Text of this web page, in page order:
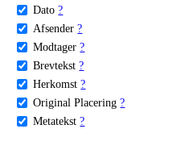
Dato ?
Afsender ?
Modtager ?
Brevtekst ?
Herkomst ?
Original Placering ?
Metatekst ?